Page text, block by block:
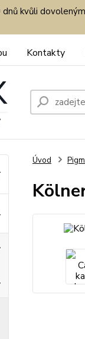
dnů kvůli
Kontakty
Úvod